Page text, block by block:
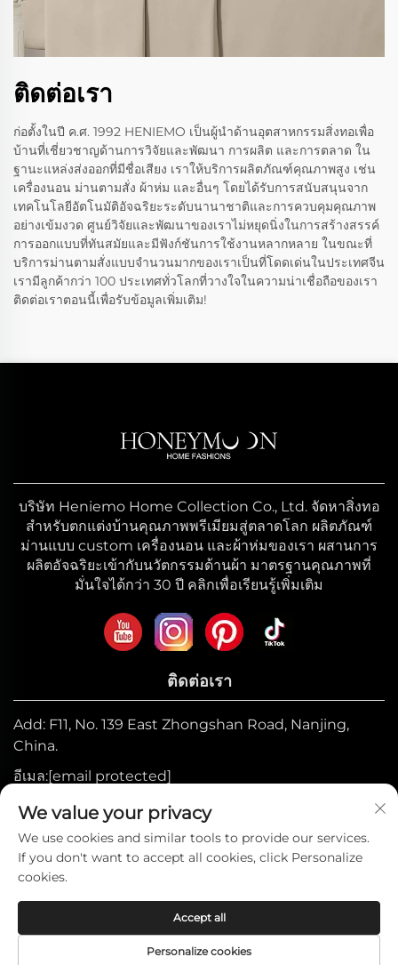
ติดต่อเรา
ก่อตั้งในปี ค.ศ. 1992 HENIEMO เป็นผู้นำด้านอุตสาหกรรมสิ่งทอเพื่อ
บ้านที่เชี่ยวชาญด้านการวิจัยและพัฒนา การผลิต และการตลาด ใน
ฐานะแหล่งส่งออกที่มีชื่อเสียง เราให้บริการผลิตภัณฑ์คุณภาพสูง เช่น
เครื่องนอน ม่านตามสั่ง ผ้าห่ม และอื่นๆ โดยได้รับการสนับสนุนจาก
เทคโนโลยีอัตโนมัติอัจฉริยะระดับนานาชาติและการควบคุมคุณภาพ
อย่างเข้มงวด ศูนย์วิจัยและพัฒนาของเราไม่หยุดนิ่งในการสร้างสรรค์
การออกแบบที่ทันสมัยและมีฟังก์ชันการใช้งานหลากหลาย ในขณะที่
บริการม่านตามสั่งแบบจำนวนมากของเราเป็นที่โดดเด่นในประเทศจีน
เรามีลูกค้ากว่า 100 ประเทศทั่วโลกที่วางใจในความน่าเชื่อถือของเรา
ติดต่อเราตอนนี้เพื่อรับข้อมูลเพิ่มเติม!
บริษัท Heniemo Home Collection Co., Ltd. จัดหาสิ่งทอ
สำหรับตกแต่งบ้านคุณภาพพรีเมียมสู่ตลาดโลก ผลิตภัณฑ์
ม่านแบบ custom เครื่องนอน และผ้าห่มของเรา ผสานการ
ผลิตอัจฉริยะเข้ากับนวัตกรรมด้านผ้า มาตรฐานคุณภาพที่
มั่นใจได้กว่า 30 ปี คลิกเพื่อเรียนรู้เพิ่มเติม
ติดต่อเรา
Add: F11, No. 139 East Zhongshan Road, Nanjing,
China.
อีเมล:[email protected]
มือถือ: +86-17327710449
โทรศัพท์:+86-025-84573776
สงวนลิขสิทธิ์ © 2025 โดยบริษัท เหอหนาน โฮม
คอลเลคชัน จำกัด — นโยบายความเป็นส่วนตัว
We value your privacy
We use cookies and similar tools to provide our services.
If you don't want to accept all cookies, click Personalize
cookies.
Personalize cookies
Accept all